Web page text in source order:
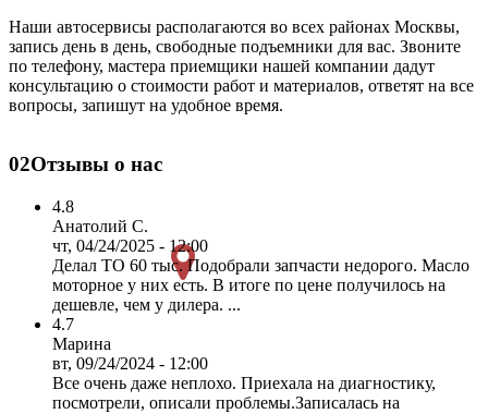
Наши автосервисы располагаются во всех районах Москвы,
запись день в день, свободные подъемники для вас. Звоните
по телефону, мастера приемщики нашей компании дадут
консультацию о стоимости работ и материалов, ответят на все
вопросы, запишут на удобное время.
02Отзывы о нас
4.8
Анатолий С.
чт, 04/24/2025 - 12:00
Делал ТО 60 тыс. Подобрали запчасти недорого. Масло
моторное у них есть. В итоге по цене получилось на
дешевле, чем у дилера. ...
4.7
Марина
вт, 09/24/2024 - 12:00
Все очень даже неплохо. Приехала на диагностику,
посмотрели, описали проблемы.Записалась на